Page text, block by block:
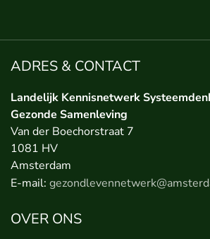
ADRES & CONTACT
Landelijk Kennisnetwerk
Gezonde Samenleving
Van der Boechorstraat 7
1081 HV
Amsterdam
E-mail:
OVER ONS